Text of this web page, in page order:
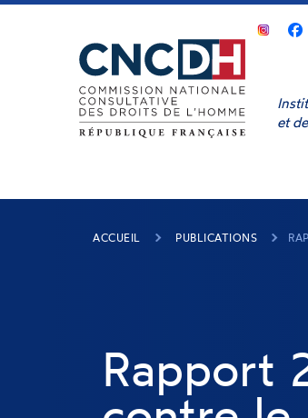
Panneau de gestion des cookies
et
ACCUEIL PUBLICATIONS
Rapport